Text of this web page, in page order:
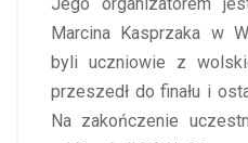
Marcina Kasprzaka w
byli uczniowie z
przeszedł do finału i
Na zakończenie